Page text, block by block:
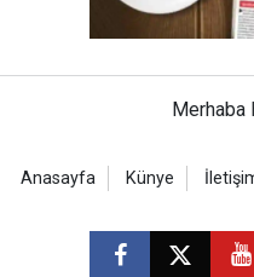
Merhaba
Anasayfa Künye